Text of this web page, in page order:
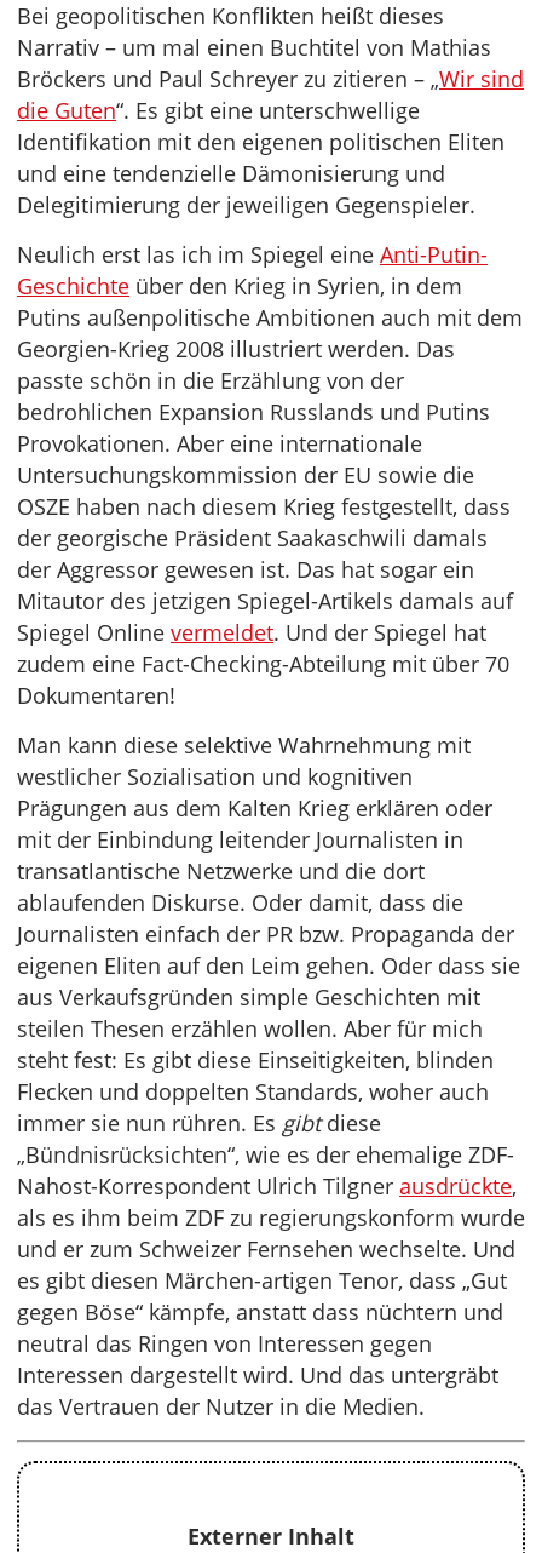
Bei geopolitischen Konflikten heißt dieses
Narrativ – um mal einen Buchtitel von Mathias
Bröckers und Paul Schreyer zu zitieren – „Wir sind
die Guten“. Es gibt eine unterschwellige
Identifikation mit den eigenen politischen Eliten
und eine tendenzielle Dämonisierung und
Delegitimierung der jeweiligen Gegenspieler.
Neulich erst las ich im Spiegel eine Anti-Putin-
Geschichte über den Krieg in Syrien, in dem
Putins außenpolitische Ambitionen auch mit dem
Georgien-Krieg 2008 illustriert werden. Das
passte schön in die Erzählung von der
bedrohlichen Expansion Russlands und Putins
Provokationen. Aber eine internationale
Untersuchungskommission der EU sowie die
OSZE haben nach diesem Krieg festgestellt, dass
der georgische Präsident Saakaschwili damals
der Aggressor gewesen ist. Das hat sogar ein
Mitautor des jetzigen Spiegel-Artikels damals auf
Spiegel Online vermeldet. Und der Spiegel hat
zudem eine Fact-Checking-Abteilung mit über 70
Dokumentaren!
Man kann diese selektive Wahrnehmung mit
westlicher Sozialisation und kognitiven
Prägungen aus dem Kalten Krieg erklären oder
mit der Einbindung leitender Journalisten in
transatlantische Netzwerke und die dort
ablaufenden Diskurse. Oder damit, dass die
Journalisten einfach der PR bzw. Propaganda der
eigenen Eliten auf den Leim gehen. Oder dass sie
aus Verkaufsgründen simple Geschichten mit
steilen Thesen erzählen wollen. Aber für mich
steht fest: Es gibt diese Einseitigkeiten, blinden
Flecken und doppelten Standards, woher auch
immer sie nun rühren. Es gibtdiese
„Bündnisrücksichten“, wie es der ehemalige ZDF-
Nahost-Korrespondent Ulrich Tilgner ausdrückte,
als es ihm beim ZDF zu regierungskonform wurde
und er zum Schweizer Fernsehen wechselte. Und
es gibt diesen Märchen-artigen Tenor, dass „Gut
gegen Böse“ kämpfe, anstatt dass nüchtern und
neutral das Ringen von Interessen gegen
Interessen dargestellt wird. Und das untergräbt
das Vertrauen der Nutzer in die Medien.
Externer Inhalt